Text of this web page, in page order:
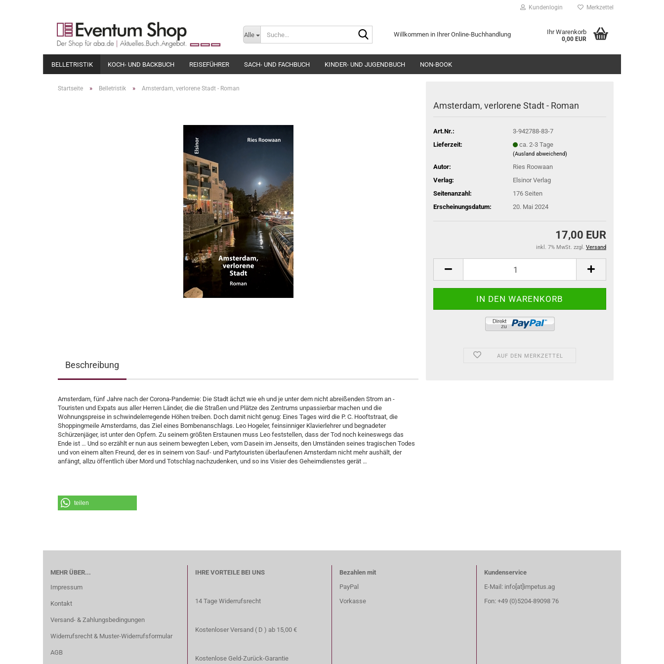
Kundenlogin
Konto erstellen
Merkzettel
Alle Willkommen in Ihrer Online-Buchhandlung Ihr Warenkorb
0,00 EUR
BELLETRISTIK KOCH- UND BACKBUCH REISEFÜHRER SACH- UND FACHBUCH KINDER- UND JUGENDBUCH NON-BOOK
Startseite » Belletristik » Amsterdam, verlorene Stadt - Roman
Amsterdam, verlorene Stadt - Roman
Art.Nr.:
3-942788-83-7
Lieferzeit:
ca. 2-3 Tage
(Ausland abweichend)
Autor:
Ries Roowaan
Verlag:
Elsinor Verlag
Seitenanzahl:
176 Seiten
Erscheinungsdatum:
20. Mai 2024
17,00 EUR
inkl. 7% MwSt. zzgl. Versand
AUF DEN MERKZETTEL
Beschreibung
Amsterdam, fünf Jahre nach der Corona-­Pandemie: Die Stadt ächzt wie eh und je unter dem nicht abreißenden Strom an ­
Touristen und Expats aus aller Herren Länder, die die Straßen und Plätze des Zentrums unpassierbar machen und die
Wohnungspreise in schwindelerregende Höhen treiben. Doch damit nicht genug: Eines Tages wird die P. C. Hooftstraat, die
Shoppingmeile Amsterdams, das Ziel eines Bombenanschlags. Leo Hogeler, feinsinniger Klavierlehrer und begnadeter
Schürzenjäger, ist unter den Opfern. Zu seinem größten Erstaunen muss Leo feststellen, dass der Tod noch keineswegs das
Ende ist … Und so erzählt er nun aus seinem bewegten Leben, vom Dasein im Jenseits, den Umständen seines tragischen Todes
und von einem alten Freund, der es in seinem von Sauf- und Party­touristen überlaufenen Amsterdam nicht mehr aushält, der
anfängt, allzu öffentlich über Mord und Totschlag nachzudenken, und so ins Visier des Geheimdienstes gerät …
teilen
MEHR ÜBER...
Impressum
Kontakt
Versand- & Zahlungsbedingungen
Widerrufsrecht & Muster-Widerrufsformular
AGB
IHRE VORTEILE BEI UNS
14 Tage Widerrufsrecht
Kostenloser Versand ( D ) ab 15,00 €
Kostenlose Geld-Zurück-Garantie
Bezahlen mit
PayPal
Vorkasse
Kundenservice
E-Mail: info[at]impetus.ag
Fon: +49 (0)5204-89098 76​